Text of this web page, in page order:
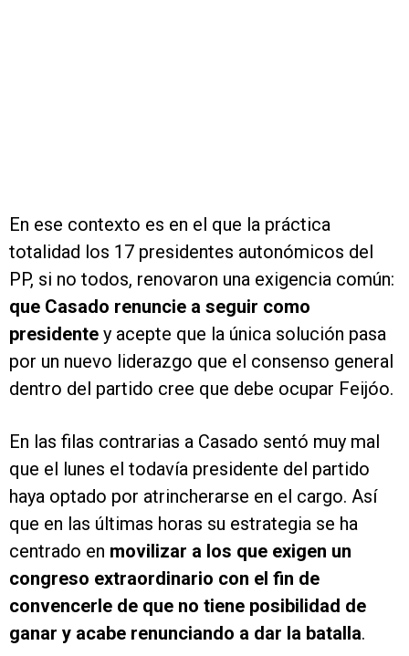
En ese contexto es en el que la práctica
totalidad los 17 presidentes autonómicos del
PP, si no todos, renovaron una exigencia común:
que Casado renuncie a seguir como
presidente y acepte que la única solución pasa
por un nuevo liderazgo que el consenso general
dentro del partido cree que debe ocupar Feijóo.
En las filas contrarias a Casado sentó muy mal
que el lunes el todavía presidente del partido
haya optado por atrincherarse en el cargo. Así
que en las últimas horas su estrategia se ha
centrado en movilizar a los que exigen un
congreso extraordinario con el fin de
convencerle de que no tiene posibilidad de
ganar y acabe renunciando a dar la batalla.